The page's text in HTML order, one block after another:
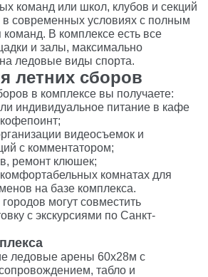
команд или школ, клубов и секций
в современных условиях с полным
команд. В комплексе есть все
и залы, максимально
ледовые виды спорта.
летних сборов
в комплексе вы получаете:
индивидуальное питание в кафе
видеосъемок и
с комментатором;
ремонт клюшек;
комнатах для
на базе комплекса.
могут совместить
с экскурсиями по Санкт-
ледовые арены 60х28м с
табло и